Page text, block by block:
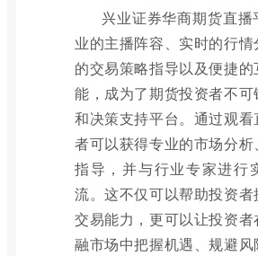
兴业证券华商期货直
业的主播阵容、实时的行
的交易策略指导以及便捷
能，成为了期货投资者不可
和决策支持平台。通过观
者可以获得专业的市场分
指导，并与行业专家进行
流。这不仅可以帮助投资
交易能力，更可以让投资
融市场中把握机遇、规避